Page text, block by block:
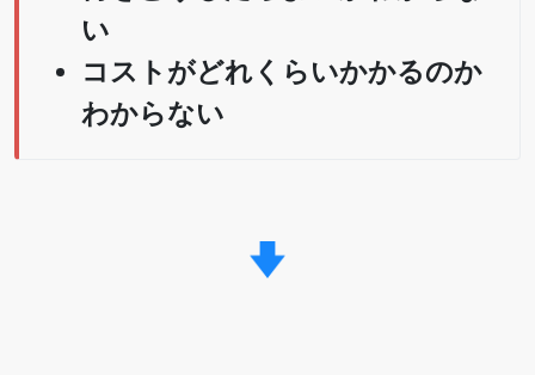
い
コストがどれくらいかかるのか
わからない